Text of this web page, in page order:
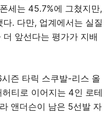
세는 45.7%에 그쳤지만,
. 다만, 업계에서는 실질
앞선다는 평가가 지배
즌 타릭 스쿠발-리스 올
티로 이어지는 4인 로테
앤더슨이 남은 5선발 자